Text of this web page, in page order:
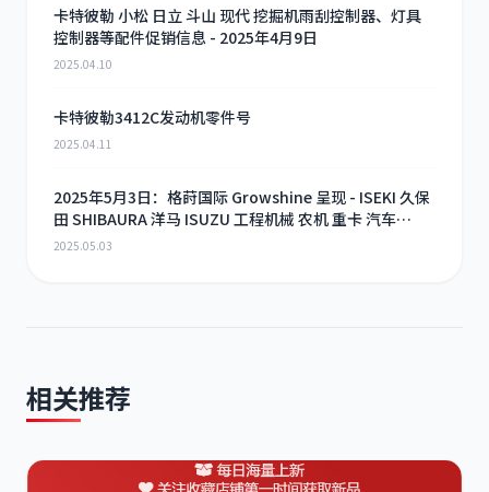
卡特彼勒 小松 日立 斗山 现代 挖掘机雨刮控制器、灯具
控制器等配件促销信息 - 2025年4月9日
2025.04.10
卡特彼勒3412C发动机零件号
2025.04.11
2025年5月3日：格莳国际 Growshine 呈现 - ISEKI 久保
田 SHIBAURA 洋马 ISUZU 工程机械 农机 重卡 汽车
RHF3 涡轮增压器及配件 海量现货供应
2025.05.03
相关推荐